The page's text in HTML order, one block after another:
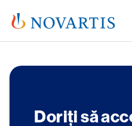
Doriți să